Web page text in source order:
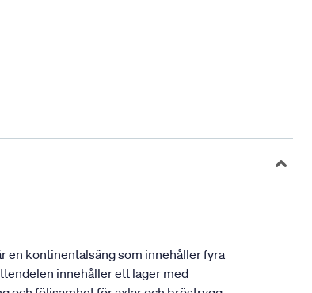
en kontinentalsäng som innehåller fyra
innehåller ett lager med